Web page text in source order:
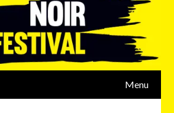
Menu